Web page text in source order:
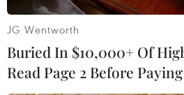
JG Wentworth
Buried In $10,000+ Of
Read Page 2 Before Paying